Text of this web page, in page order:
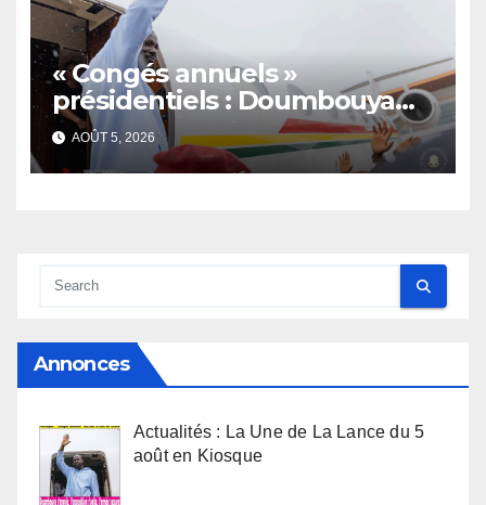
« Congés annuels »
présidentiels : Doumbouya
s’envole, l’opposition s’agite,
l’armée rassure
AOÛT 5, 2026
Annonces
Actualités : La Une de La Lance du 5
août en Kiosque